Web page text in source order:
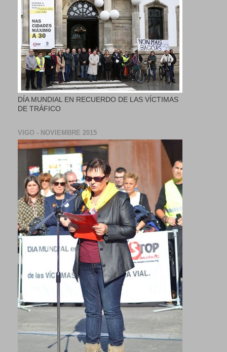
DÍA MUNDIAL EN RECUERDO DE LAS VÍCTIMAS
DE TRÁFICO
VIGO - NOVIEMBRE 2015